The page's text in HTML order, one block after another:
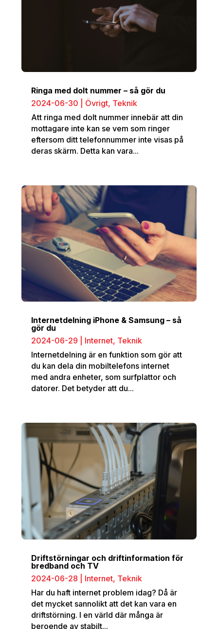
Ringa med dolt nummer – så gör du
2024-06-30
Övrigt, Teknik
Att ringa med dolt nummer innebär att din
mottagare inte kan se vem som ringer
eftersom ditt telefonnummer inte visas på
deras skärm. Detta kan vara...
Internetdelning iPhone & Samsung – så
gör du
2024-06-29
Internet, Teknik
Internetdelning är en funktion som gör att
du kan dela din mobiltelefons internet
med andra enheter, som surfplattor och
datorer. Det betyder att du...
Driftstörningar och driftinformation för
bredband och TV
2024-06-28
Internet, Teknik
Har du haft internet problem idag? Då är
det mycket sannolikt att det kan vara en
driftstörning. I en värld där många är
beroende av stabilt...